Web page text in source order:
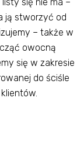
ją stworzyć od
– także w
owocną
się w zakresie
do ściśle